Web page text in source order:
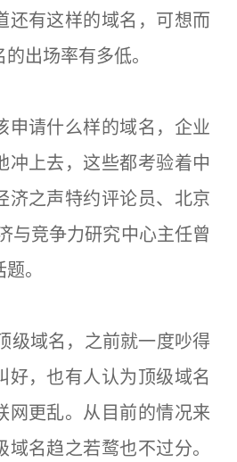
还有这样的域名，可想而
出场率有多低。
请什么样的域名，企业
冲上去，这些都考验着中
济之声特约评论员、北京
与竞争力研究中心主任曾
。
域名，之前就一度吵得
好，也有人认为顶级域名
网更乱。从目前的情况来
名趋之若鹜也不过分。